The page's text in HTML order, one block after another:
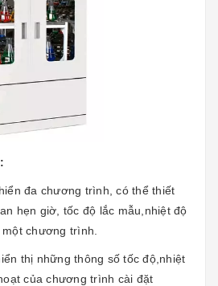
đa chương trình, có thể thiết
hẹn giờ, tốc độ lắc mẫu,nhiệt độ
chương trình.
thị những thông số tốc độ,nhiệt
của chương trình cài đặt